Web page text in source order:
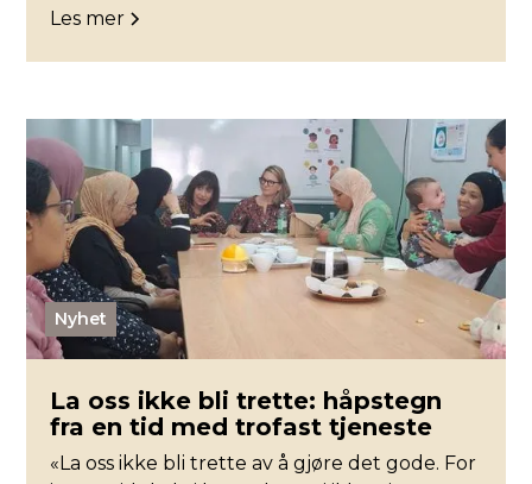
Les mer
Nyhet
La oss ikke bli trette: håpstegn
fra en tid med trofast tjeneste
«La oss ikke bli trette av å gjøre det gode. For